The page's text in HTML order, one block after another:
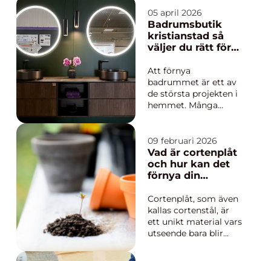
kemisk produktion till
livsmedelsberedning.
En omrörare används
främst för att skapa
blandning...
05 april 2026
Badrumsbutik
kristianstad så
väljer du rätt för
Att förnya
badrummet är ett av
de största projekten i
hemmet. Många
Kristianstad för att få
en känsla för stil,
material och prisnivå.
En bra butik ger inte
hyllan, utan också råd,
inspirati...
09 februari 2026
Vad är cortenplåt
och hur kan det
förnya din
Cortenplåt, som även
kallas cortenstål, är
ett unikt material vars
utseende bara blir